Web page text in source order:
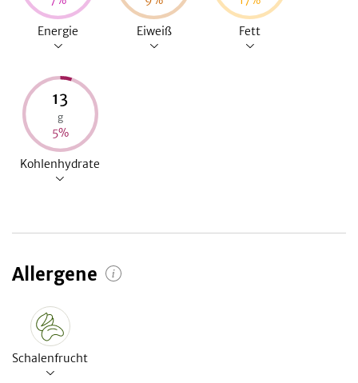
Energie Eiweiß Fett
13
g
5%
Kohlenhydrate
Allergene
Schalenfrucht